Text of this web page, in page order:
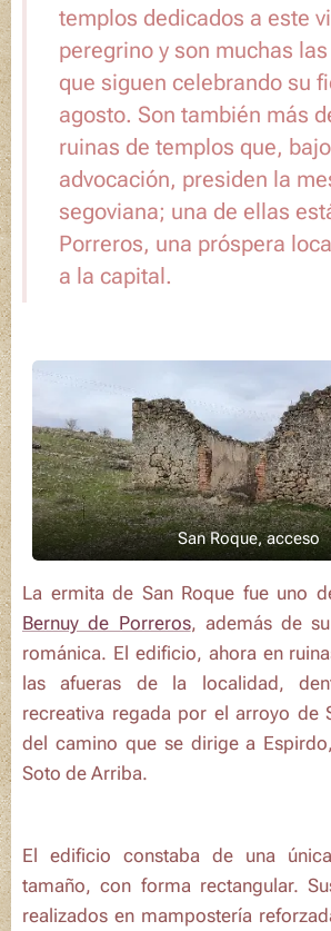
templos dedicados a este
peregrino y son muchas
que siguen celebrando su
agosto. Son también más
ruinas de templos que,
advocación, presiden la
segoviana; una de ellas
Porreros, una próspera
a la capital.
San Roque, acceso
La ermita de San Roque fue uno
Bernuy de Porreros, además de
románica. El edificio, ahora en
las afueras de la localidad,
recreativa regada por el arroyo de
del camino que se dirige a
Soto de Arriba.
El edificio constaba de una
tamaño, con forma rectangular.
realizados en mampostería